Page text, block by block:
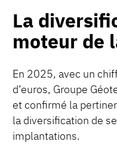
La
moteur de
En 2025, avec un
d’euros, Groupe
et confirmé la
la diversification de
implantations.